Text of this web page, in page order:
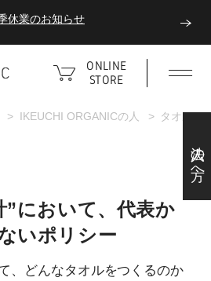
休業のお知らせ
ONLINE
STORE
法人の方へ
IKEUCHI ORGANICの人 タオルの
”において、代表か
いポリシー
、どんなタオルをつくるのか